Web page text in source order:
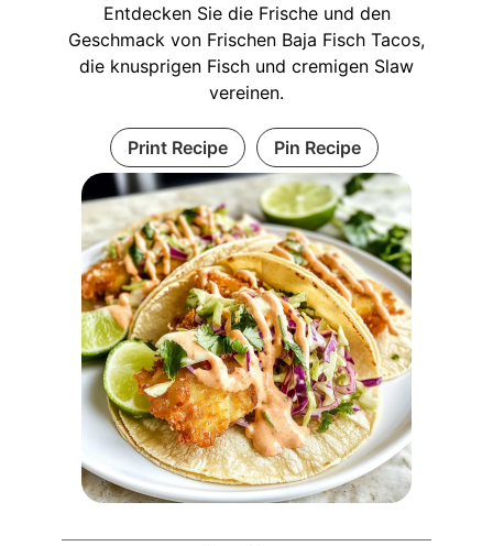
Entdecken Sie die Frische und den
Geschmack von Frischen Baja Fisch Tacos,
die knusprigen Fisch und cremigen Slaw
vereinen.
Print Recipe Pin Recipe